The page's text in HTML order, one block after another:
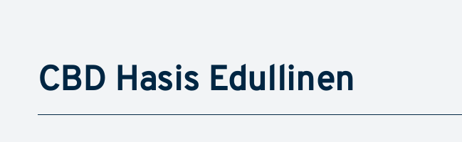
CBD Hasis Edullinen